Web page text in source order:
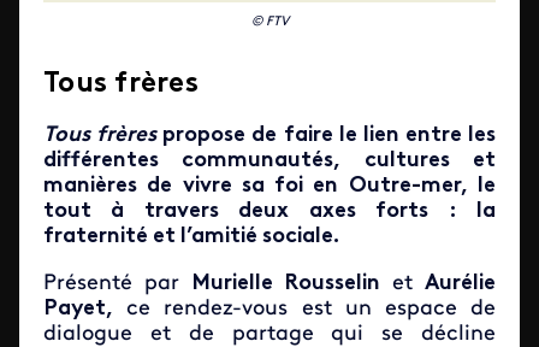
© FTV
Tous frères
Tous frèrespropose de faire le lien entre les
différentes communautés, cultures et
manières de vivre sa foi en Outre-mer, le
tout à travers deux axes forts : la
fraternité et l’amitié sociale.
Présenté par Murielle Rousselin et Aurélie
Payet, ce rendez-vous est un espace de
dialogue et de partage qui se décline